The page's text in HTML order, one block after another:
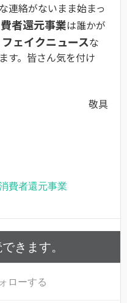
連絡がないまま始まっ
者還元事業は誰かが
フェイクニュースな
す。皆さん気を付け
敬具
費者還元事業
きます。
ローする